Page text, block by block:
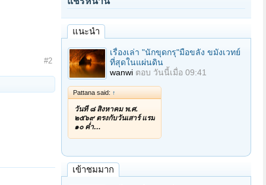
#2
แนะนำ
เรื่องเล่า "นักขุดกรุ"มือขลัง ขมังเวทย์
ที่สุดในแผ่นดิน
wanwi ตอบ วันนี้เมื่อ 09:41
Pattana said: ↑
วันที่ ๘ สิงหาคม พ.ศ.
๒๕๖๙ ตรงกับวันเสาร์ แรม
๑๐ ค่ำ…
เข้าชมมาก